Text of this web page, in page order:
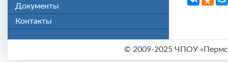
Документы
Контакты
©2009-2025 ЧПОУ